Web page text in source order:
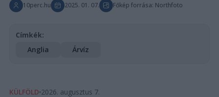
10perc.hu 2025. 01. 07. Főkép forrása: Northfoto
Címkék:
Anglia
Árvíz
KÜLFÖLD 2026. augusztus 7.